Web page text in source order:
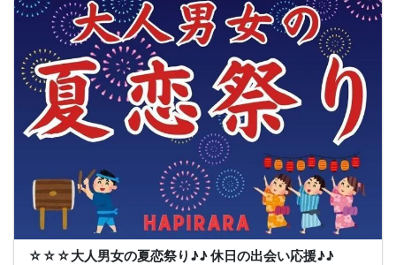
☆☆☆大人男女の夏恋祭り♪♪ 休日の出会い応援♪♪